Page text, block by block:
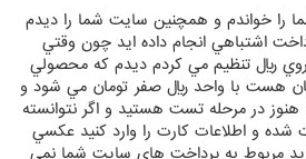
را خواندم و همچنين سايت شما را ديدم
اشتباهي انجام داده ايد چون وقتي
ريال تنظيم مي كردم ديدم كه محصولي
تومان 2000 تومان هست با واحد ريال صفر تومان مي شود و
در مرحله تست هستيد و اگر نتوانسته
شده و اطلاعات كارت را وارد كنيد عكسي
مربوط به پرداخت هاي سايت شما نمي